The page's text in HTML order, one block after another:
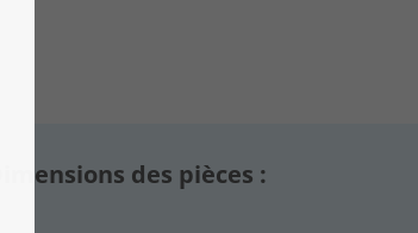
Dimensions des pièces :